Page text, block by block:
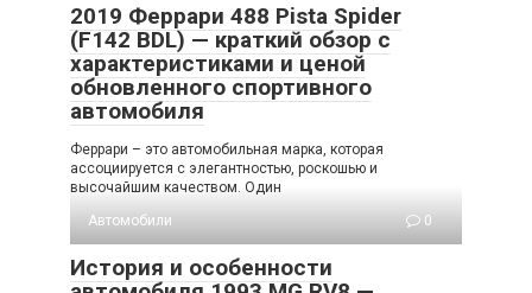
2019 Феррари 488 Pista Spider
(F142 BDL) — краткий обзор с
характеристиками и ценой
обновленного спортивного
автомобиля
Феррари – это автомобильная марка, которая
ассоциируется с элегантностью, роскошью и
высочайшим качеством. Один
Автомобили
0
История и особенности